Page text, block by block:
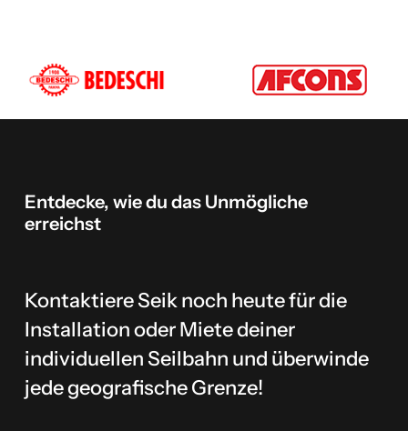
Entdecke, wiedu das Unmögliche
erreichst
Kontaktiere Seik noch heute für die
Installation oder Miete deiner
individuellen Seilbahn und überwinde
jede geografische Grenze!